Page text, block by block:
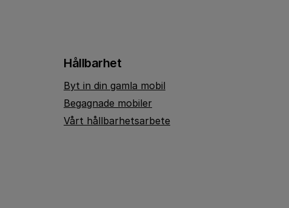
Hållbarhet
Byt in din gamla mobil
Begagnade mobiler
Vårt hållbarhetsarbete